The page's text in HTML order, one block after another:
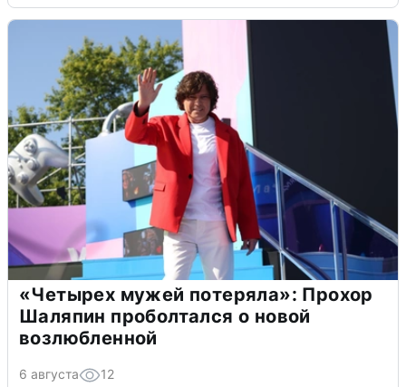
«Четырех мужей потеряла»: Прохор
Шаляпин проболтался о новой
возлюбленной
6 августа 12